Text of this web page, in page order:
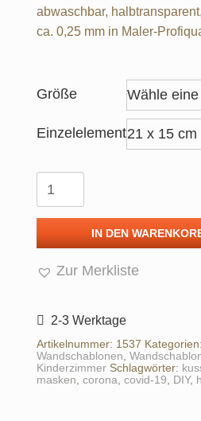
abwaschbar,
ca. 0,25 mm in Maler-
Größe
Einzelelement
Corona:
Schablonen
DIY-
Masken
IN DEN
Zur Merkliste
2-3 Werktage
Artikelnummer: 1537 Kategorien:
Wandschablonen,
Kinderzimmer Schlagwörter:
masken, corona, covid-19, DIY,